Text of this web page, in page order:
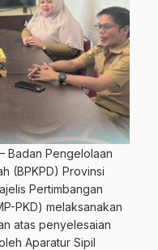
– Badan Pengelolaan
(BPKPD) Provinsi
Pertimbangan
PKD) melaksanakan
atas penyelesaian
Aparatur Sipil